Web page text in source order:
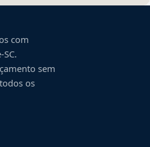
com
-SC.
sem
os